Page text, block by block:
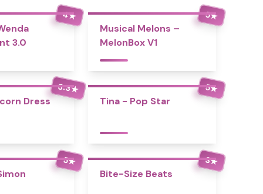
4★
3.0
5★
Musical Melons –
MelonBox V1
3.3★
Dress
5★
Tina - Pop Star
5★ 3★
Bite-Size Beats